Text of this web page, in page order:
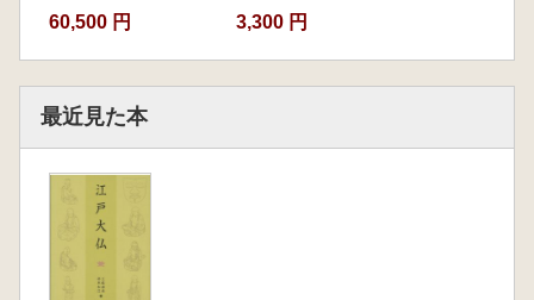
60,500 円 3,300 円
最近見た本